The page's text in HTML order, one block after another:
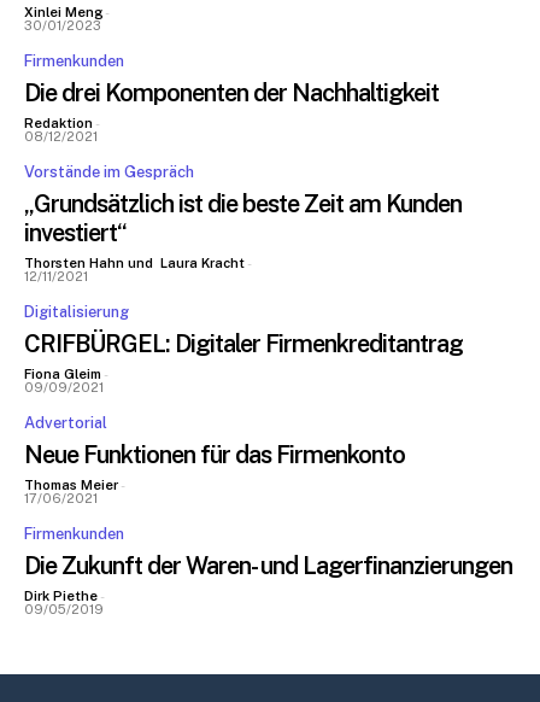
Bleiben Sie informiert
Einmal pro Woche informieren wir Sie über die neusten & wichtigsten
Anmeldung reicht Ihre Mailadresse und natürlich können Sie sich von
diesem Verteiler jederzeit abmelden.
[sibwp_form id=1]
Xinlei Meng -
30/01/2023
Firmenkunden
Die drei Komponenten der Nachhaltigkeit
Redaktion -
08/12/2021
Vorstände im Gespräch
„Grundsätzlich ist die beste Zeit am Kunden
investiert“
Thorsten Hahn und Laura Kracht -
12/11/2021
Digitalisierung
CRIFBÜRGEL: Digitaler Firmenkreditantrag
Fiona Gleim -
09/09/2021
Advertorial
Neue Funktionen für das Firmenkonto
Thomas Meier -
17/06/2021
Firmenkunden
Die Zukunft der Waren- und Lagerfinanzierungen
Dirk Piethe -
09/05/2019